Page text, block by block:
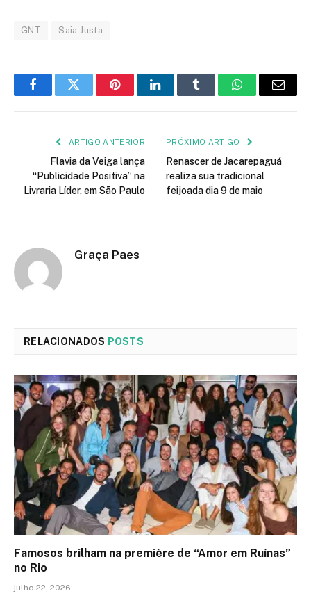
GNT Saia Justa
FacebookTwitter PinterestLinkedInTumblr WhatsApp
E-
ARTIGO ANTERIOR
Flavia da Veiga lança
“Publicidade Positiva” na
Livraria Líder, em São Paulo
PRÓXIMO ARTIGO
Renascer de Jacarepaguá
realiza sua tradicional
feijoada dia 9 de maio
Graça Paes
RELACIONADOS POSTS
Famosos brilham na première de “Amor em Ruínas”
no Rio
julho 22, 2026